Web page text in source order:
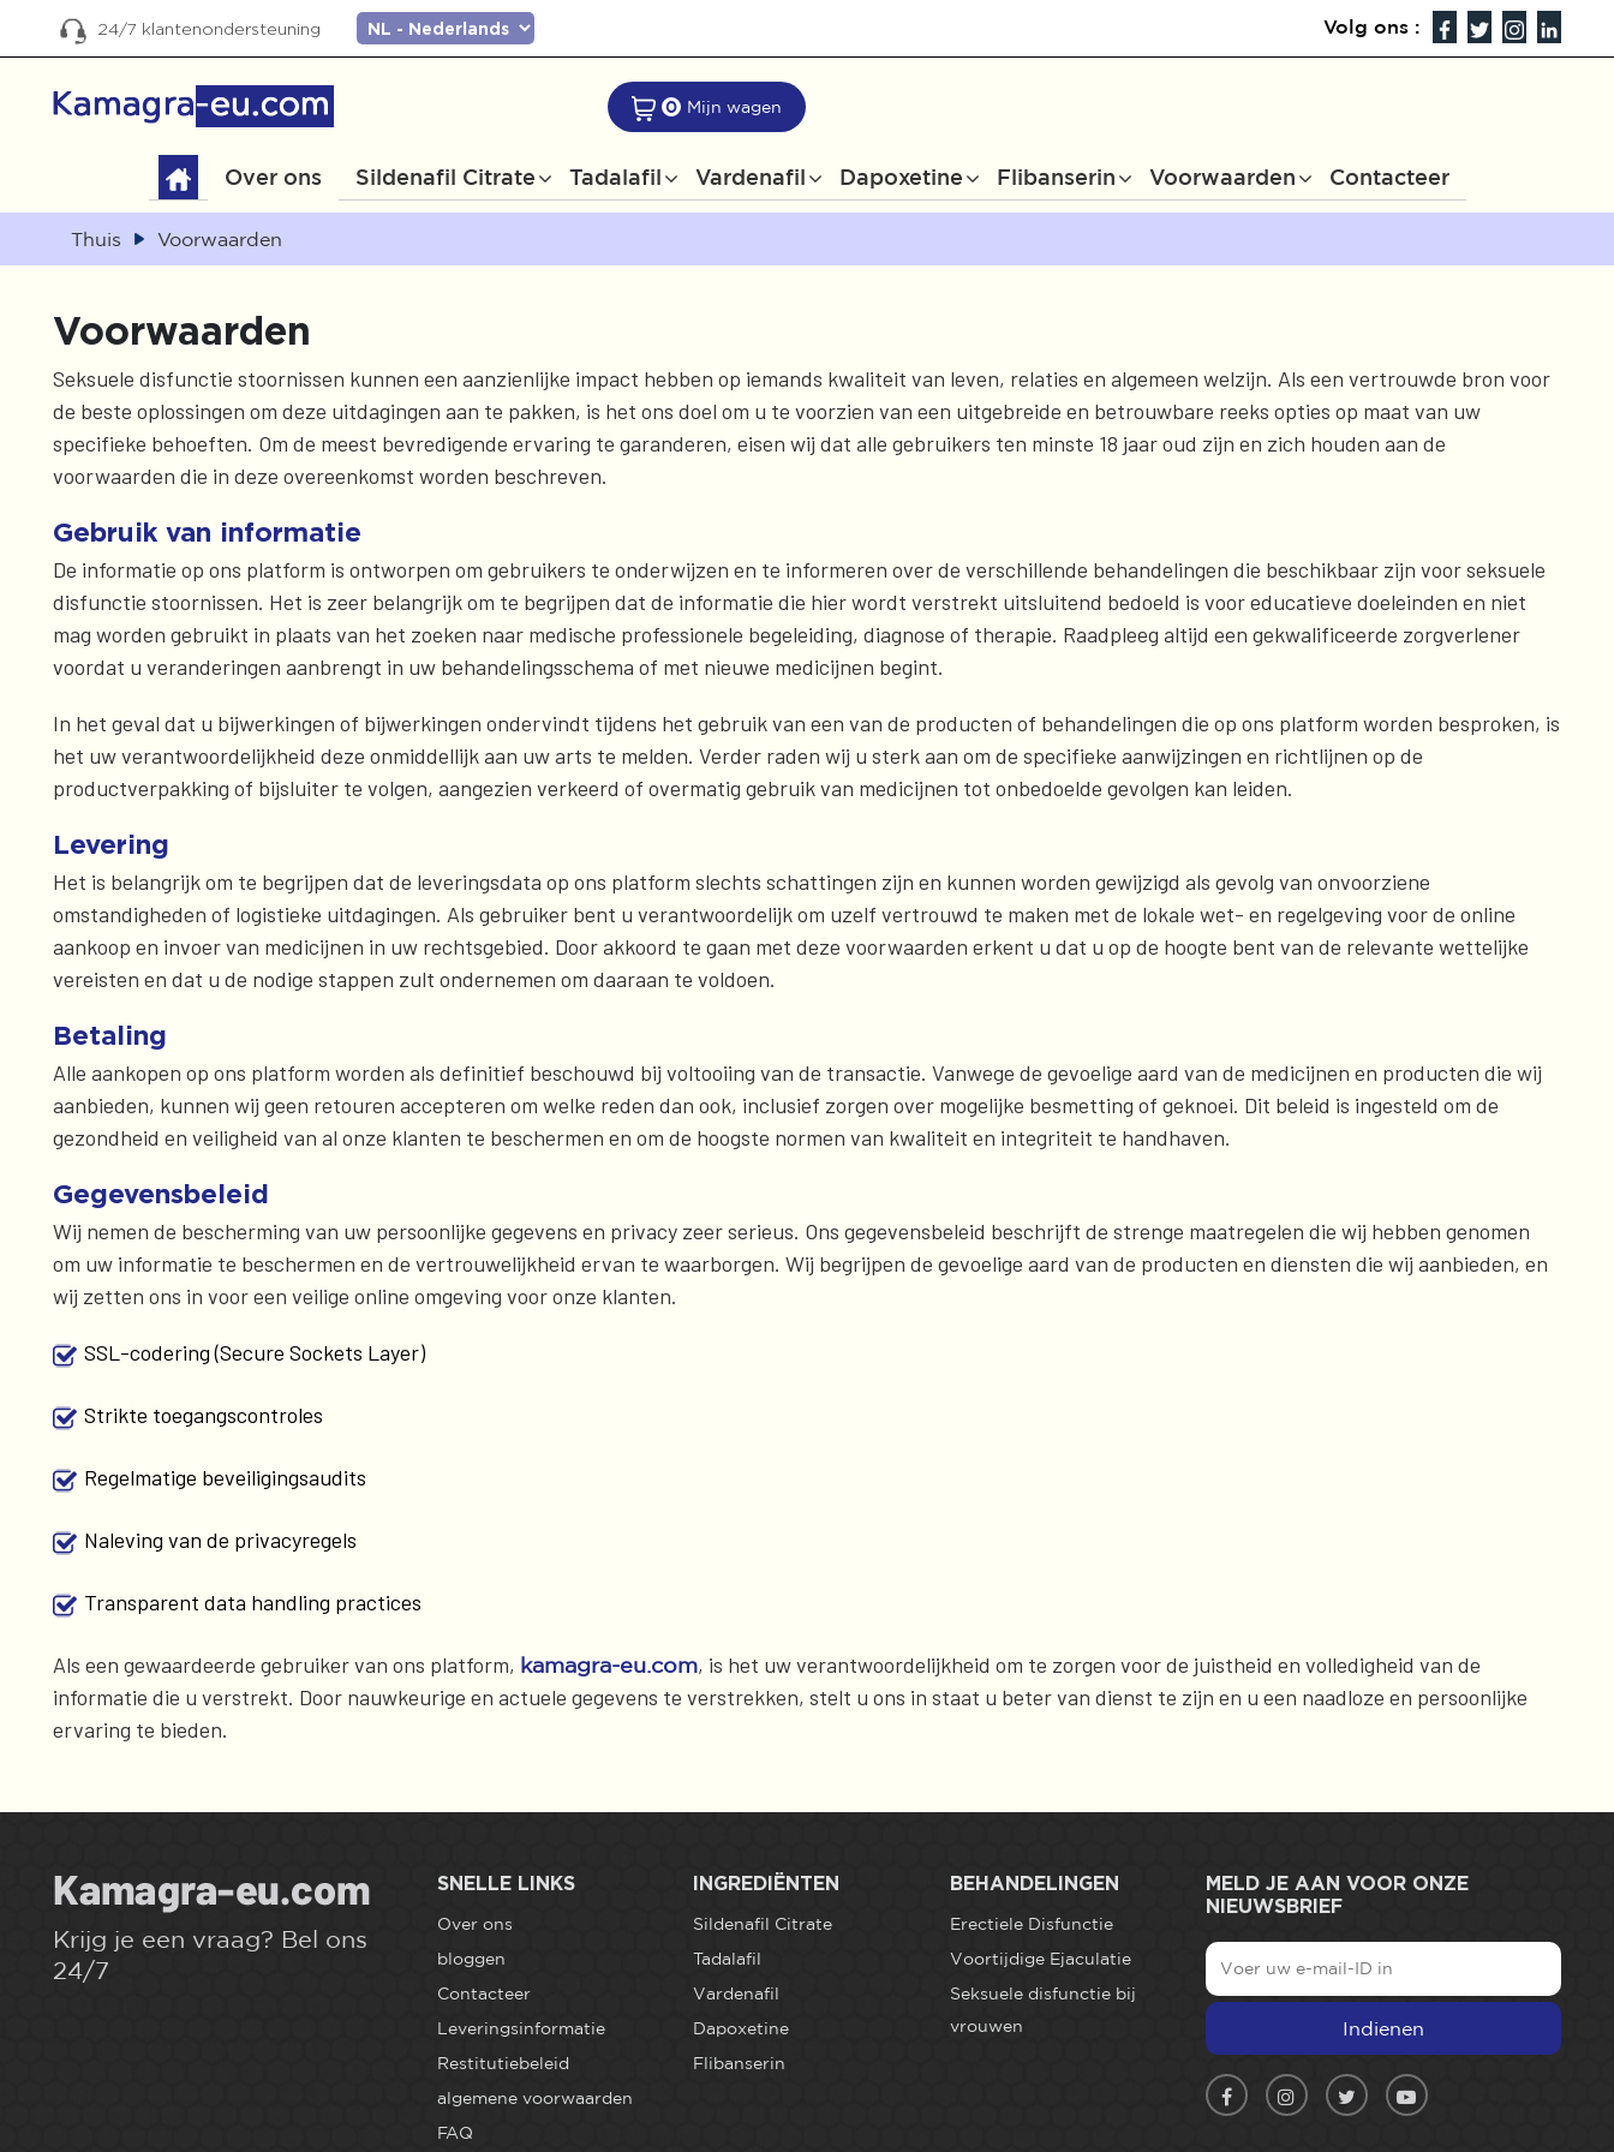
24/7 klantenondersteuning Volg ons :
0 Mijn wagen
Over ons Sildenafil Citrate Tadalafil Vardenafil Dapoxetine Flibanserin Voorwaarden Contacteer
Thuis Voorwaarden
Voorwaarden
Seksuele disfunctie stoornissen kunnen een aanzienlijke impact hebben op iemands kwaliteit van leven, relaties en algemeen welzijn. Als een vertrouwde bron voor
de beste oplossingen om deze uitdagingen aan te pakken, is het ons doel om u te voorzien van een uitgebreide en betrouwbare reeks opties op maat van uw
specifieke behoeften. Om de meest bevredigende ervaring te garanderen, eisen wij dat alle gebruikers ten minste 18 jaar oud zijn en zich houden aan de
voorwaarden die in deze overeenkomst worden beschreven.
Gebruik van informatie
De informatie op ons platform is ontworpen om gebruikers te onderwijzen en te informeren over de verschillende behandelingen die beschikbaar zijn voor seksuele
disfunctie stoornissen. Het is zeer belangrijk om te begrijpen dat de informatie die hier wordt verstrekt uitsluitend bedoeld is voor educatieve doeleinden en niet
mag worden gebruikt in plaats van het zoeken naar medische professionele begeleiding, diagnose of therapie. Raadpleeg altijd een gekwalificeerde zorgverlener
voordat u veranderingen aanbrengt in uw behandelingsschema of met nieuwe medicijnen begint.
In het geval dat u bijwerkingen of bijwerkingen ondervindt tijdens het gebruik van een van de producten of behandelingen die op ons platform worden besproken, is
het uw verantwoordelijkheid deze onmiddellijk aan uw arts te melden. Verder raden wij u sterk aan om de specifieke aanwijzingen en richtlijnen op de
productverpakking of bijsluiter te volgen, aangezien verkeerd of overmatig gebruik van medicijnen tot onbedoelde gevolgen kan leiden.
Levering
Het is belangrijk om te begrijpen dat de leveringsdata op ons platform slechts schattingen zijn en kunnen worden gewijzigd als gevolg van onvoorziene
omstandigheden of logistieke uitdagingen. Als gebruiker bent u verantwoordelijk om uzelf vertrouwd te maken met de lokale wet- en regelgeving voor de online
aankoop en invoer van medicijnen in uw rechtsgebied. Door akkoord te gaan met deze voorwaarden erkent u dat u op de hoogte bent van de relevante wettelijke
vereisten en dat u de nodige stappen zult ondernemen om daaraan te voldoen.
Betaling
Alle aankopen op ons platform worden als definitief beschouwd bij voltooiing van de transactie. Vanwege de gevoelige aard van de medicijnen en producten die wij
aanbieden, kunnen wij geen retouren accepteren om welke reden dan ook, inclusief zorgen over mogelijke besmetting of geknoei. Dit beleid is ingesteld om de
gezondheid en veiligheid van al onze klanten te beschermen en om de hoogste normen van kwaliteit en integriteit te handhaven.
Gegevensbeleid
Wij nemen de bescherming van uw persoonlijke gegevens en privacy zeer serieus. Ons gegevensbeleid beschrijft de strenge maatregelen die wij hebben genomen
om uw informatie te beschermen en de vertrouwelijkheid ervan te waarborgen. Wij begrijpen de gevoelige aard van de producten en diensten die wij aanbieden, en
wij zetten ons in voor een veilige online omgeving voor onze klanten.
SSL-codering (Secure Sockets Layer)
Strikte toegangscontroles
Regelmatige beveiligingsaudits
Naleving van de privacyregels
Transparent data handling practices
Als een gewaardeerde gebruiker van ons platform, kamagra-eu.com, is het uw verantwoordelijkheid om te zorgen voor de juistheid en volledigheid van de
informatie die u verstrekt. Door nauwkeurige en actuele gegevens te verstrekken, stelt u ons in staat u beter van dienst te zijn en u een naadloze en persoonlijke
ervaring te bieden.
Krijg je een vraag? Bel ons
24/7
SNELLE LINKS
Over ons
bloggen
Contacteer
Leveringsinformatie
Restitutiebeleid
algemene voorwaarden
FAQ
INGREDIËNTEN
Sildenafil Citrate
Tadalafil
Vardenafil
Dapoxetine
Flibanserin
BEHANDELINGEN
Erectiele Disfunctie
Voortijdige Ejaculatie
Seksuele disfunctie bij
vrouwen
MELD JE AAN VOOR ONZE
NIEUWSBRIEF
Indienen